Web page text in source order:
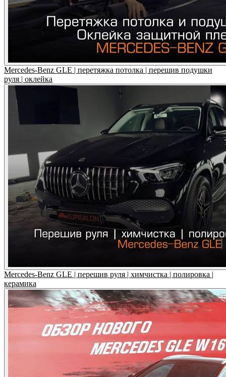
Mercedes-Benz GLE | перетяжка потолка | перешив подушки
руля | оклейка
Mercedes-Benz GLE | перешив руля | химчистка | полировка |
керамика